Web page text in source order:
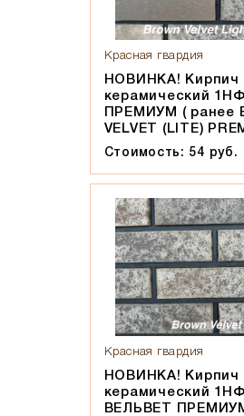
Красная гвардия
НОВИНКА! Кирпич
керамический
ПРЕМИУМ ( ранее
VELVET (LITE)
Стоимость: 54 руб.
Красная гвардия
НОВИНКА! Кирпич
керамический 1НФ
ВЕЛЬВЕТ